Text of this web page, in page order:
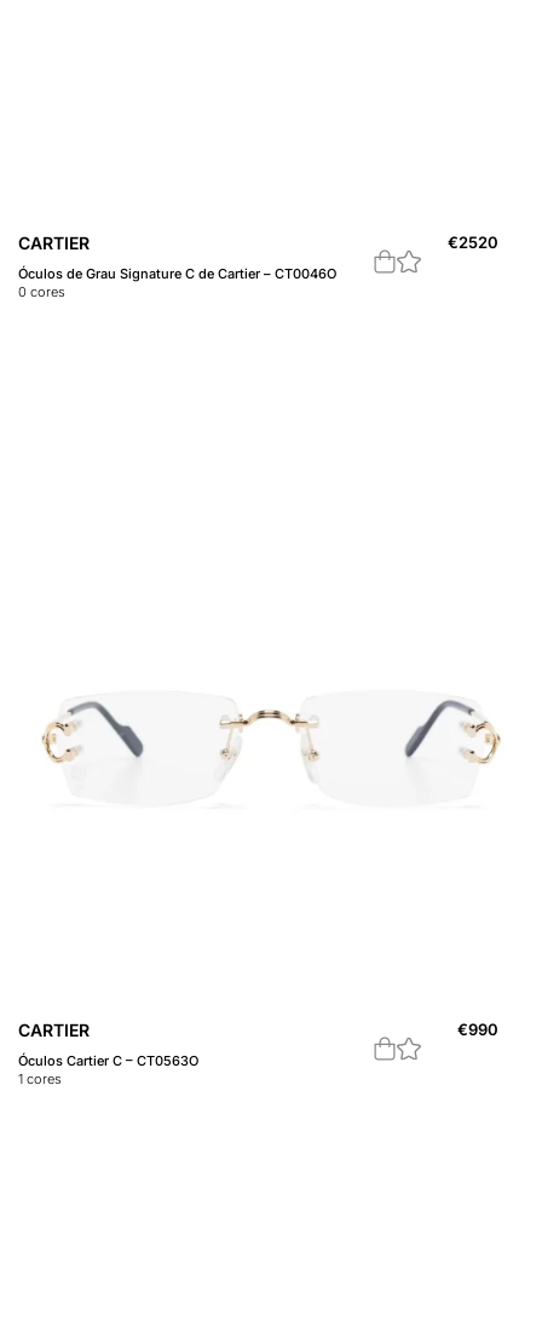
CARTIER
Óculos de Grau Signature C de Cartier – CT0046O
0 cores
€2520
CARTIER
Óculos Cartier C – CT0563O
1 cores
€990